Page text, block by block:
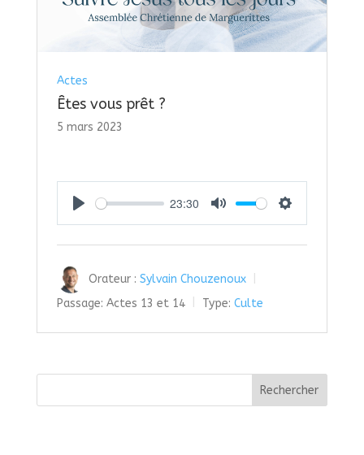
Actes
Êtes vous prêt ?
5 mars 2023
23:30
Orateur : Sylvain Chouzenoux
Passage: Actes 13 et 14 Type: Culte
Rechercher